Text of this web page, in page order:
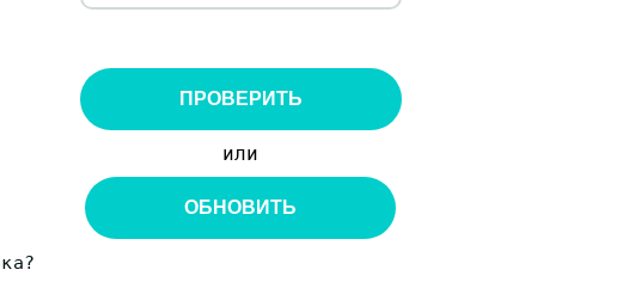
ПРОВЕРИТЬ
или
ОБНОВИТЬ